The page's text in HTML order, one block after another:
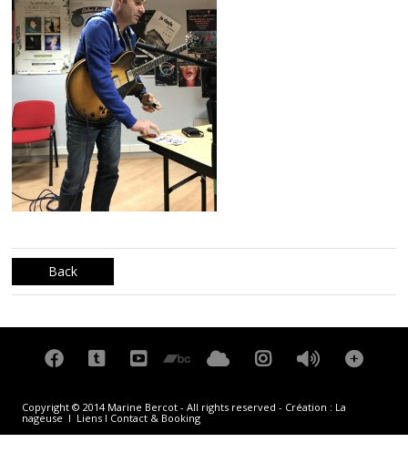
Back
Copyright © 2014 Marine Bercot - All rights reserved - Création : La
nageuse I Liens I Contact & Booking